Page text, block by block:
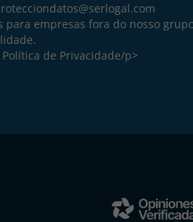
empresas fora do nosso
Política de Privacidade/p>